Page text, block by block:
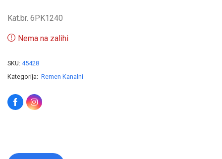
Kat.br. 6PK1240
Nema na zalihi
SKU: 45428
Kategorija: Remen Kanalni